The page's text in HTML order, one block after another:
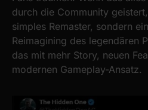
durch die Community
simples Remaster, sondern
Reimagining des legendären
das mit mehr Story, neuen
modernen Gameplay-Ansatz.